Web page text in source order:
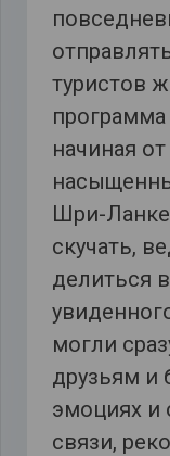
туристов
начиная
Шри-Ланке
скучать,
делиться
могли
друзьям и
эмоциях и
связи,